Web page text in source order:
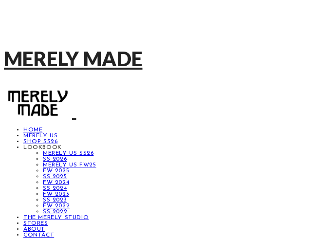
MERELY MADE
HOME
MERELY US
SHOP SS26
LOOKBOOK
MERELY US SS26
SS 2026
MERELY US FW25
FW 2025
SS 2025
FW 2024
SS 2024
FW 2023
SS 2023
FW 2022
SS 2022
THE MERELY STUDIO
STORES
ABOUT
CONTACT